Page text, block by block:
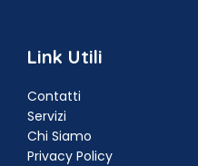
Link Utili
Contatti
Servizi
Chi Siamo
Privacy Policy